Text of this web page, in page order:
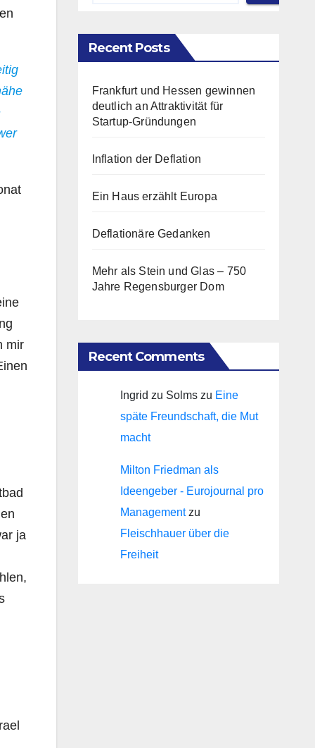
mir
ja
Recent Posts
Frankfurt und Hessen gewinnen
deutlich an Attraktivität für
Startup-Gründungen
Inflation der Deflation
Ein Haus erzählt Europa
Deflationäre Gedanken
Mehr als Stein und Glas – 750
Jahre Regensburger Dom
Recent Comments
Ingrid zu Solmszu Eine
späte Freundschaft, die Mut
macht
Milton Friedman als
Ideengeber - Eurojournal pro
Managementzu
Fleischhauer über die
Freiheit